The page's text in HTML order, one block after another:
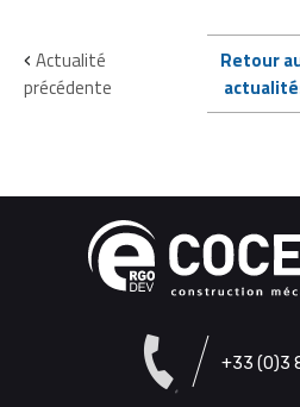
‹ Actualité
précédente
Retour
+33 (0)3